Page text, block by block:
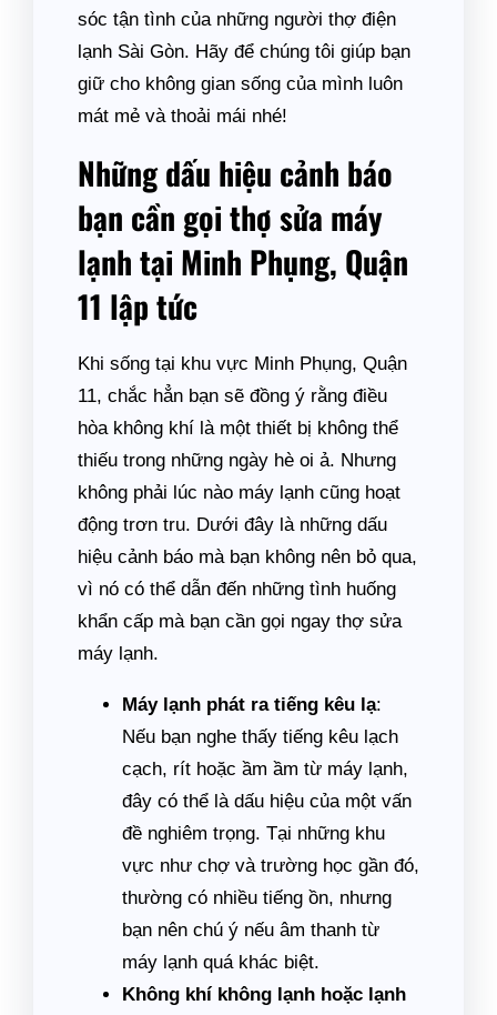
sóc tận tình của những người thợ điện
lạnh Sài Gòn. Hãy để chúng tôi giúp bạn
giữ cho không gian sống của mình luôn
mát mẻ và thoải mái nhé!
Những dấu hiệu cảnh báo
bạn cần gọi thợ sửa máy
lạnh tại Minh Phụng, Quận
11 lập tức
Khi sống tại khu vực Minh Phụng, Quận
11, chắc hẳn bạn sẽ đồng ý rằng điều
hòa không khí là một thiết bị không thể
thiếu trong những ngày hè oi ả. Nhưng
không phải lúc nào máy lạnh cũng hoạt
động trơn tru. Dưới đây là những dấu
hiệu cảnh báo mà bạn không nên bỏ qua,
vì nó có thể dẫn đến những tình huống
khẩn cấp mà bạn cần gọi ngay thợ sửa
máy lạnh.
Máy lạnh phát ra tiếng kêu lạ:
Nếu bạn nghe thấy tiếng kêu lạch
cạch, rít hoặc ầm ầm từ máy lạnh,
đây có thể là dấu hiệu của một vấn
đề nghiêm trọng. Tại những khu
vực như chợ và trường học gần đó,
thường có nhiều tiếng ồn, nhưng
bạn nên chú ý nếu âm thanh từ
máy lạnh quá khác biệt.
Không khí không lạnh hoặc lạnh